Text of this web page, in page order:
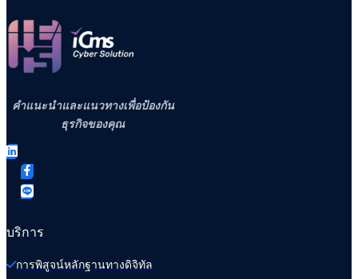
คำแนะนำและแนวทางเพื่อป้องกัน
ธุรกิจของคุณ
บริการ
การพิสูจน์หลักฐานทางดิจิทัล